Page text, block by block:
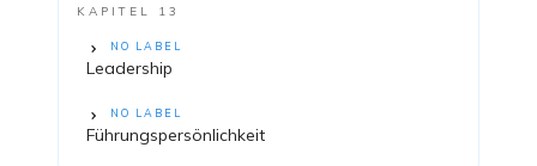
KAPITEL 13
NO LABEL
Leadership
NO LABEL
Führungspersönlichkeit